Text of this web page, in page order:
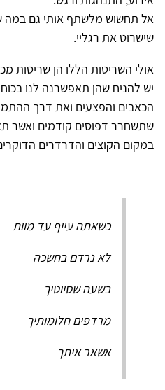
אל תחשוש מלשתף אותי גם במה
שישרוט את רגליי.
אולי השריטות הללו הן שריטות
יש להניח שהן תאפשרנה לנו
הכאבים והפצעים ואת דרך
שתשחרר דפוסים קודמים ואשר
במקום הקוצים והדרדרים
כשאתה עייף עד מוות
לא נרדם בחשכה
בשעה שסיוטיך
מרדפים חלומותיך
אשאר איתך